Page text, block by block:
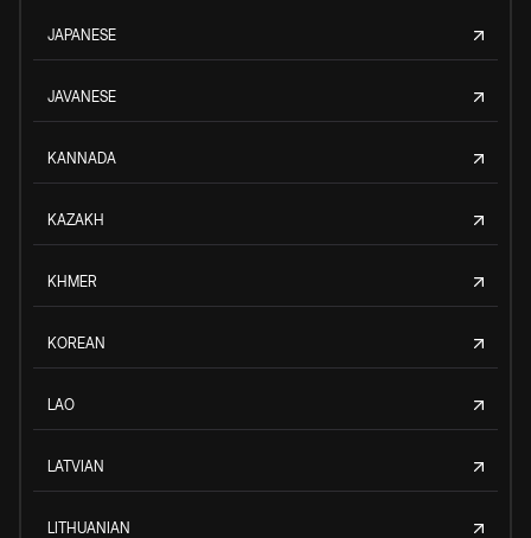
JAPANESE
JAVANESE
KANNADA
KAZAKH
KHMER
KOREAN
LAO
LATVIAN
LITHUANIAN